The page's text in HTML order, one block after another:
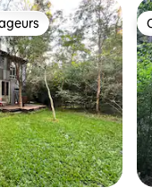
les plus appréciés